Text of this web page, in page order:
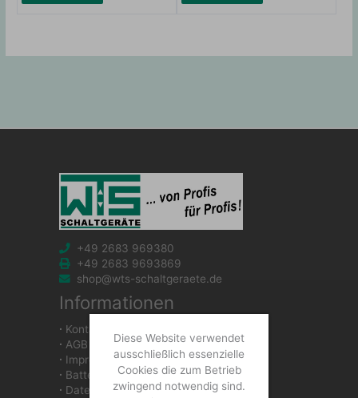
+49 2683 969380
+49 2683 9693869
shop@wts-schaltgeraete.de
Informationen
∙ Kontakt
∙ AGB
∙ Impressum
∙ Batteriegesetzhinweise
∙ Datenschutzerklärung
Diese Website verwendet
ausschließlich essenzielle
Cookies die zum Betrieb
zwingend notwendig sind.